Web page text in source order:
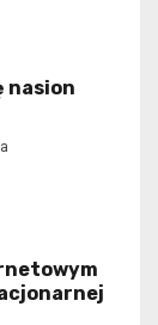
nasion